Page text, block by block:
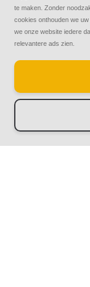
-
te maken. Zonder
cookies onthouden we
we onze website iedere
relevantere ads zien.